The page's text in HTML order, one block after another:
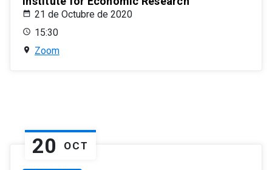
21 de Octubre de 2020
15:30
Zoom
20 OCT